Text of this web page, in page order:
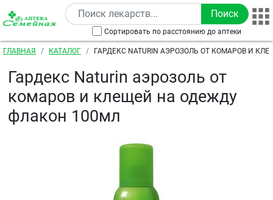
Перейти к основному содержанию
Сортировать по расстоянию до аптеки
Строка навигации
ГЛАВНАЯ КАТАЛОГ
ГАРДЕКС NATURIN АЭРОЗОЛЬ ОТ КОМАРОВ И
Гардекс Naturin аэрозоль от
комаров и клещей на одежду
флакон 100мл